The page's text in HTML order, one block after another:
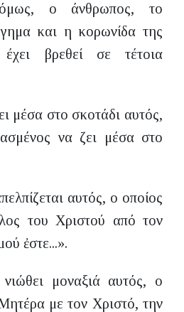
όμως, ο άνθρωπος, το
και η κορωνίδα της
βρεθεί σε τέτοια
μέσα στο σκοτάδι αυτός,
να ζει μέσα στο
αυτός, ο οποίος
του Χριστού από τον
ἐστε...».
μοναξιά αυτός, ο
με τον Χριστό, την